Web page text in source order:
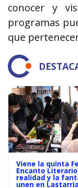
conocer y
programas
que
Viene la quinta
Encanto
realidad y la
unen en Lastarria